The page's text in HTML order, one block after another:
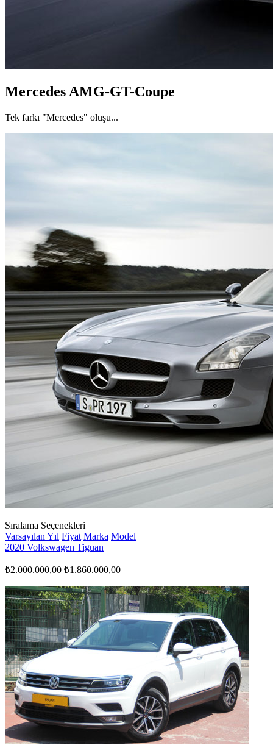
Mercedes AMG-GT-Coupe
Tek farkı "Mercedes" oluşu...
Sıralama Seçenekleri
Varsayılan Yıl Fiyat Marka Model
2020 Volkswagen Tiguan
₺2.000.000,00 ₺1.860.000,00